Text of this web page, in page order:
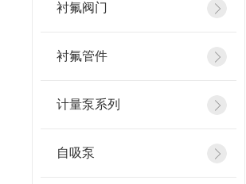
衬氟阀门
衬氟管件
计量泵系列
自吸泵